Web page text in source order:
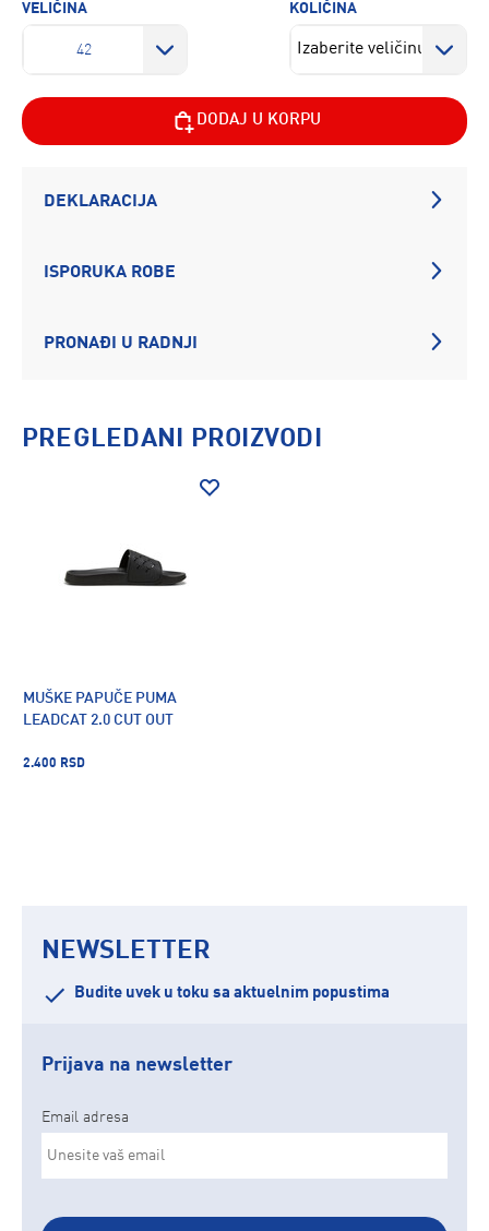
VELIČINA
42
KOLIČINA
DODAJ U KORPU
DEKLARACIJA
ISPORUKA ROBE
PRONAĐI U RADNJI
PREGLEDANI PROIZVODI
MUŠKE PAPUČE PUMA
LEADCAT 2.0 CUT OUT
2.400 RSD
NEWSLETTER
Budite uvek u toku sa aktuelnim popustima
Prijava na newsletter
Email adresa